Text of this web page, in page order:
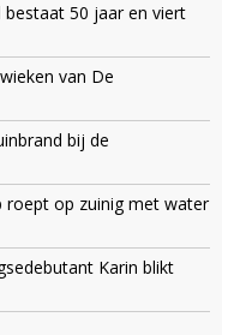
bestaat 50 jaar en viert
van De
bij de
roept op zuinig met water
Karin blikt